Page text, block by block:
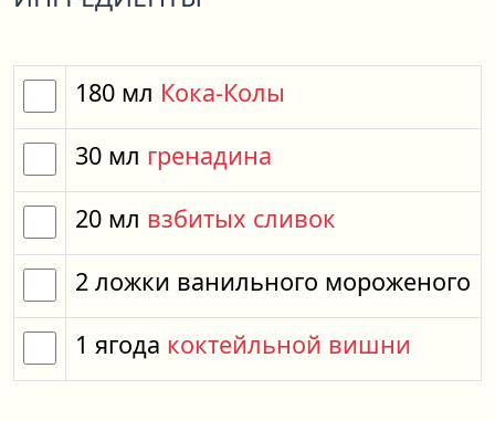
180 мл Кока-Колы
30 мл гренадина
20 мл взбитых сливок
2 ложки ванильного мороженого
1 ягода коктейльной вишни